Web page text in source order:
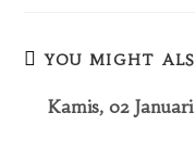
YOU MIGHT
Kamis, 02